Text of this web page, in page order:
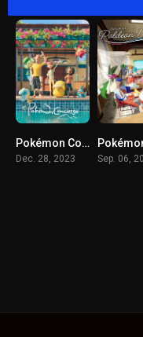
Pokémon Concierge (2023) โปเกมอน คอนเซียร์จ
Dec. 28, 2023 Sep. 06,